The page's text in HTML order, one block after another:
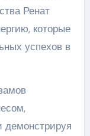
Ренат
которые
успехов в
демонстрируя